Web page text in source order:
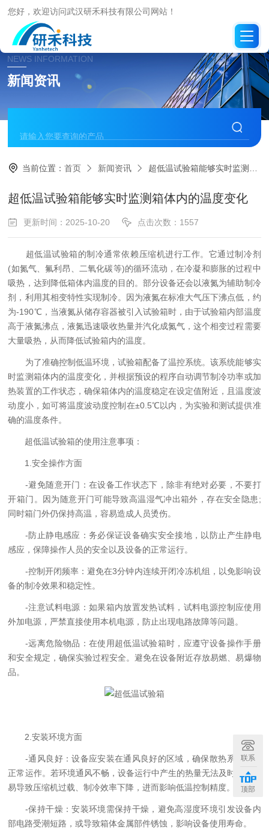
您好，欢迎访问武汉研禾科技有限公司网站！
NEWS INFORMATION
新闻资讯
当前位置：首页 新闻资讯 超低温试验箱能够实时监测箱体内的温度变化
超低温试验箱能够实时监测箱体内的温度变化
更新时间：2025-10-20 点击次数：1557
超低温试验箱的制冷通常依赖压缩机进行工作。它通过制冷剂
(如氮气、氟利昂、二氧化碳等)的循环流动，在冷凝和膨胀的过程中
吸热，达到降低箱体内温度的目的。部分设备还会以液氮为辅助制冷
剂，利用其相变特性实现制冷。因为液氮在标准大气压下沸点低，约
为-190℃，当液氮从储存容器被引入试验箱时，由于试验箱内部温度
高于液氮沸点，液氮迅速吸收热量并汽化成氮气，这个相变过程需要
大量吸热，从而降低试验箱内的温度。
为了准确控制低温环境，试验箱配备了温控系统。该系统能够实
时监测箱体内的温度变化，并根据预设的程序自动调节制冷功率或加
热装置的工作状态，确保箱体内的温度稳定在设定值附近，且温度波
动度小，如可将温度波动度控制在±0.5℃以内，为实验和测试提供准
确的温度条件。
超低温试验箱的使用注意事项：
1.安全操作方面
-避免随意开门：在设备工作状态下，除非有绝对必要，不要打
开箱门。因为随意开门可能导致高温湿气冲出箱外，存在安全隐患;
同时箱门外仍保持高温，容易造成人员烫伤。
-防止静电感应：务必保证设备确实安全接地，以防止产生静电
感应，保障操作人员的安全以及设备的正常运行。
-控制开闭频率：避免在3分钟内连续开闭冷冻机组，以免影响设
备的制冷效果和稳定性。
-注意试料电源：如果箱内放置发热试料，试料电源控制应使用
外加电源，严禁直接使用本机电源，防止出现电路故障等问题。
-远离危险物品：在使用超低温试验箱时，应遵守设备操作手册
和安全规定，确保实验过程安全。避免在设备附近存放易燃、易爆物
品。
2.安装环境方面
-通风良好：设备应安装在通风良好的区域，确保散热系统能够
正常运作。若环境通风不畅，设备运行中产生的热量无法及时排出，
易导致压缩机过载、制冷效率下降，进而影响低温控制精度。
-保持干燥：安装环境需保持干燥，避免高湿度环境引发设备内
部电路受潮短路，或导致箱体金属部件锈蚀，影响设备使用寿命。
联系
顶部